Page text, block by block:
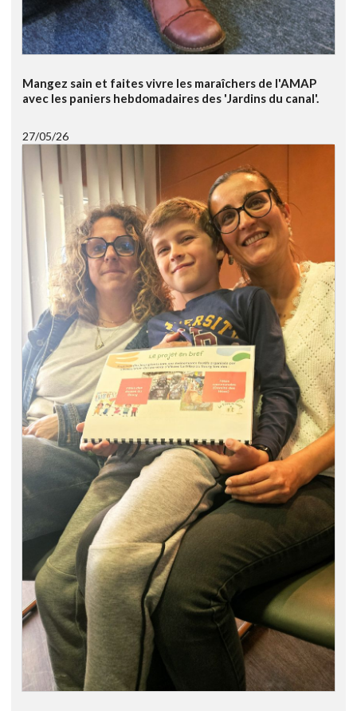
Mangez sain et faites vivre les maraîchers de l'AMAP
avec les paniers hebdomadaires des 'Jardins du canal'.
27/05/26